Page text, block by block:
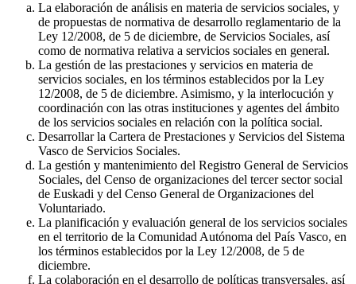
La elaboración de análisis en materia de servicios sociales, y
de propuestas de normativa de desarrollo reglamentario de la
Ley 12/2008, de 5 de diciembre, de Servicios Sociales, así
como de normativa relativa a servicios sociales en general.
La gestión de las prestaciones y servicios en materia de
servicios sociales, en los términos establecidos por la Ley
12/2008, de 5 de diciembre. Asimismo, y la interlocución y
coordinación con las otras instituciones y agentes del ámbito
de los servicios sociales en relación con la política social.
Desarrollar la Cartera de Prestaciones y Servicios del Sistema
Vasco de Servicios Sociales.
La gestión y mantenimiento del Registro General de Servicios
Sociales, del Censo de organizaciones del tercer sector social
de Euskadi y del Censo General de Organizaciones del
Voluntariado.
La planificación y evaluación general de los servicios sociales
en el territorio de la Comunidad Autónoma del País Vasco, en
los términos establecidos por la Ley 12/2008, de 5 de
diciembre.
La colaboración en el desarrollo de políticas transversales, así